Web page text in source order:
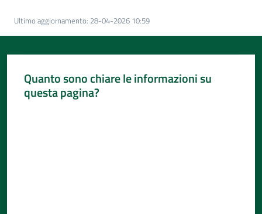
Ultimo aggiornamento: 28-04-2026 10:59
Quanto sono chiare le informazioni su
questa pagina?